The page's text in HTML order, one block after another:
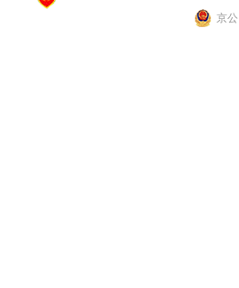
京公